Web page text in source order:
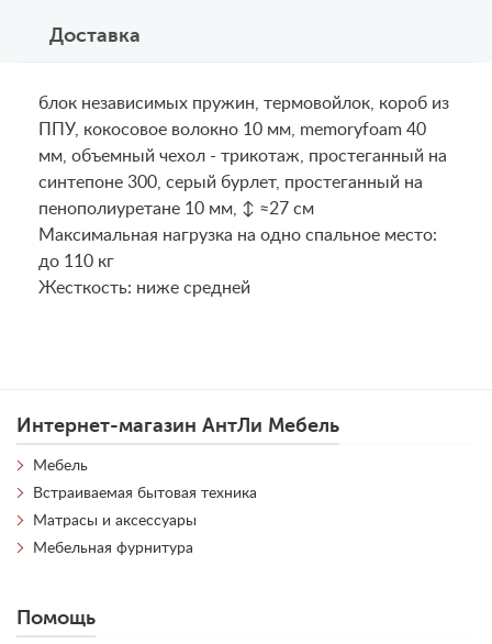
Доставка
блок независимых пружин, термовойлок, короб из
ППУ, кокосовое волокно 10 мм, memoryfoam 40
мм, объемный чехол - трикотаж, простеганный на
синтепоне 300, серый бурлет, простеганный на
пенополиуретане 10 мм, ↕ ≈27 см
Maксимальная нагрузка на одно спальное место:
до 110 кг
Жесткость: ниже средней
Интернет-магазин АнтЛи Мебель
Мебель
Встраиваемая бытовая техника
Матрасы и аксессуары
Мебельная фурнитура
Помощь